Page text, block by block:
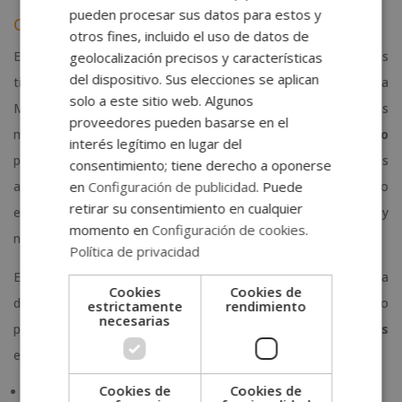
Curso de Auxiliar de Enfermería Geriátrica
El curso de auxiliar de enfermería geriátricaes otra de las
titulaciones mejor valoradas de ELBS, porque, como afirma
Marisol Ascanio en su opinión sobre esta titulación, “lo que más
me gusta y motiva del curso es su
gran contenido humano
pues su finalidad es la de preservar la salud de nuestros
abuelos, a quienes nunca podríamos olvidar porque han sido
ellos los que nos han dado lo más preciado, que es la vida y
nuestra formación como ser social.”.
Esta titulación está disponible enmodalidad onliney consta
de
600 horasde carga lectiva aproximadamente. Su amplio
programa formativo consta de
contenidos especializados
en:
Fundamentos del sistema sanitario español.
pueden procesar sus datos para estos y
otros fines, incluido el uso de datos de
geolocalización precisos y características
del dispositivo. Sus elecciones se aplican
solo a este sitio web. Algunos
proveedores pueden basarse en el
interés legítimo en lugar del
consentimiento; tiene derecho a oponerse
en Configuración de publicidad. Puede
retirar su consentimiento en cualquier
momento en Configuración de cookies.
Política de privacidad
Cookies
estrictamente
necesarias
Cookies de
rendimiento
Cookies de
Cookies de